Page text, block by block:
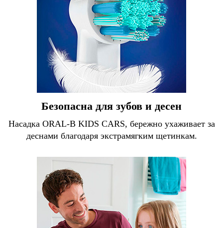
Безопасна для зубов и десен
Насадка ORAL-B KIDS CARS, бережно ухаживает за
деснами благодаря экстрамягким щетинкам.